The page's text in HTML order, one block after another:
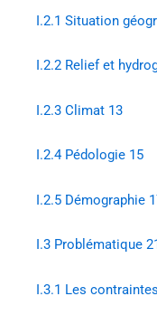
I.2.1 Situation
I.2.2 Relief et
I.2.3 Climat 13
I.2.4 Pédologie 15
I.2.5 Démographie
I.3 Problématique
I.3.1 Les